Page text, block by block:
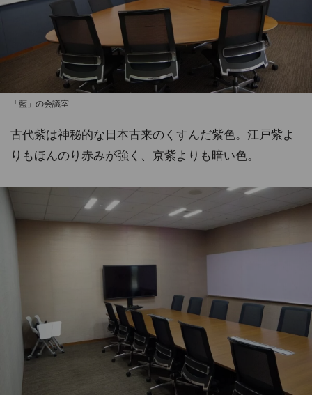
「藍」の会議室
古代紫は神秘的な日本古来のくすんだ紫色。江戸紫よ
りもほんのり赤みが強く、京紫よりも暗い色。